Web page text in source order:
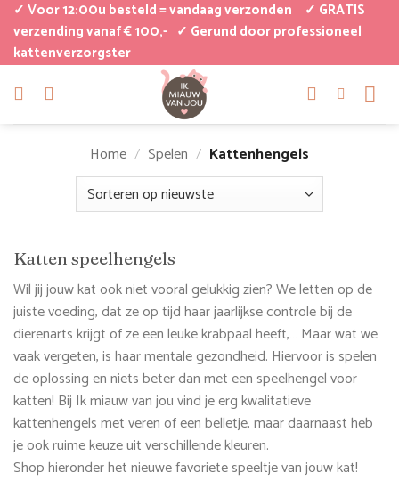
naar
inhoud
✓ Voor 12:00u besteld = vandaag verzonden
✓ GRATIS
verzending vanaf € 100,- ✓ Gerund door professioneel
kattenverzorgster
Home / Spelen / Kattenhengels
Katten speelhengels
Wil jij jouw kat ook niet vooral gelukkig zien? We letten op de
juiste voeding, dat ze op tijd haar jaarlijkse controle bij de
dierenarts krijgt of ze een leuke krabpaal heeft,… Maar wat we
vaak vergeten, is haar mentale gezondheid. Hiervoor is spelen
de oplossing en niets beter dan met een speelhengel voor
katten! Bij Ik miauw van jou vind je erg kwalitatieve
kattenhengels met veren of een belletje, maar daarnaast heb
je ook ruime keuze uit verschillende kleuren.
Shop hieronder het nieuwe favoriete speeltje van jouw kat!